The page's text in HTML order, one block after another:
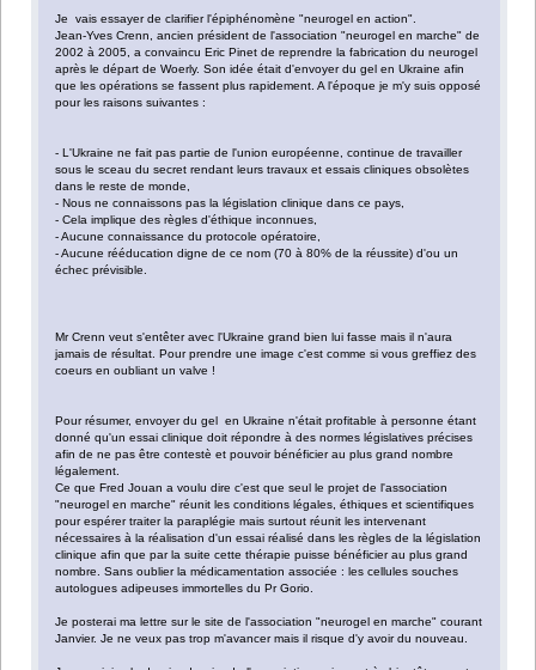
Je vais essayer de clarifier l'épiphénomène "neurogel en action".
Jean-Yves Crenn, ancien président de l'association "neurogel en marche" de
2002 à 2005, a convaincu Eric Pinet de reprendre la fabrication du neurogel
après le départ de Woerly. Son idée était d'envoyer du gel en Ukraine afin
que les opérations se fassent plus rapidement. A l'époque je m'y suis opposé
pour les raisons suivantes :
- L'Ukraine ne fait pas partie de l'union européenne, continue de travailler
sous le sceau du secret rendant leurs travaux et essais cliniques obsolètes
dans le reste de monde,
- Nous ne connaissons pas la législation clinique dans ce pays,
- Cela implique des règles d'éthique inconnues,
- Aucune connaissance du protocole opératoire,
- Aucune rééducation digne de ce nom (70 à 80% de la réussite) d'ou un
échec prévisible.
Mr Crenn veut s'entêter avec l'Ukraine grand bien lui fasse mais il n'aura
jamais de résultat. Pour prendre une image c'est comme si vous greffiez des
coeurs en oubliant un valve !
Pour résumer, envoyer du gel en Ukraine n'était profitable à personne étant
donné qu'un essai clinique doit répondre à des normes législatives précises
afin de ne pas être contestè et pouvoir bénéficier au plus grand nombre
légalement.
Ce que Fred Jouan a voulu dire c'est que seul le projet de l'association
"neurogel en marche" réunit les conditions légales, éthiques et scientifiques
pour espérer traiter la paraplégie mais surtout réunit les intervenant
nécessaires à la réalisation d'un essai réalisé dans les règles de la législation
clinique afin que par la suite cette thérapie puisse bénéficier au plus grand
nombre. Sans oublier la médicamentation associée : les cellules souches
autologues adipeuses immortelles du Pr Gorio.
Je posterai ma lettre sur le site de l'association "neurogel en marche" courant
Janvier. Je ne veux pas trop m'avancer mais il risque d'y avoir du nouveau.